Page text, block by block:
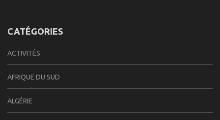
CATÉGORIES
ACTIVITÉS
AFRIQUE DU SUD
ALGÉRIE